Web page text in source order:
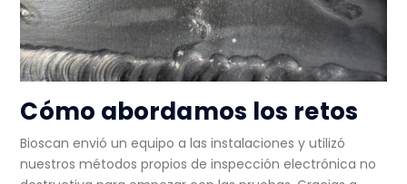
Cómo abordamos los retos
Bioscan envió un equipo a las instalaciones y utilizó
nuestros métodos propios de inspección electrónica no